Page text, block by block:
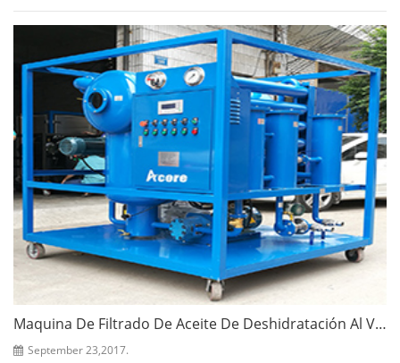
la máquina de filtro d...
Maquina De Filtrado De Aceite De Deshidratación Al Vacío Purificador De Aceite De Núcleo
September 23,2017.